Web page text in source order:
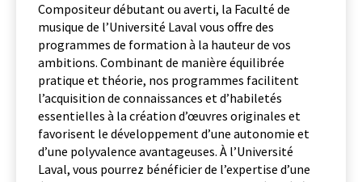
Compositeur débutant ou averti, la Faculté de
musique de l’Université Laval vous offre des
programmes de formation à la hauteur de vos
ambitions. Combinant de manière équilibrée
pratique et théorie, nos programmes facilitent
l’acquisition de connaissances et d’habiletés
essentielles à la création d’œuvres originales et
favorisent le développement d’une autonomie et
d’une polyvalence avantageuses. À l’Université
Laval, vous pourrez bénéficier de l’expertise d’une